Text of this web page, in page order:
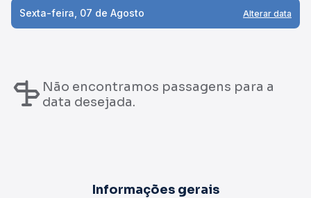
Sexta-feira, 07 de Agosto Alterar data
Não encontramos passagens para a
data desejada.
Informações gerais